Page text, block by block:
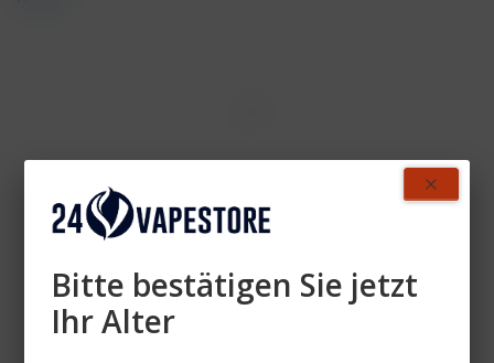
Bitte bestätigen Sie jetzt
Ihr Alter